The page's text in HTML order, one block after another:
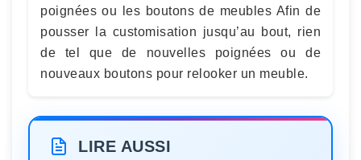
poignées ou les boutons de meubles Afin de
pousser la customisation jusqu’au bout, rien
de tel que de nouvelles poignées ou de
nouveaux boutons pour relooker un meuble.
LIRE AUSSI